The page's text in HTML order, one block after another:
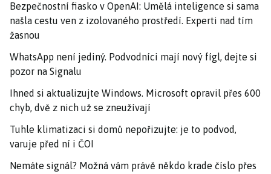
Bezpečnostní fiasko v OpenAI: Umělá inteligence si sama
našla cestu ven z izolovaného prostředí. Experti nad tím
žasnou
WhatsApp není jediný. Podvodníci mají nový fígl, dejte si
pozor na Signalu
Ihned si aktualizujte Windows. Microsoft opravil přes 600
chyb, dvě z nich už se zneužívají
Tuhle klimatizaci si domů nepořizujte: je to podvod,
varuje před ní i ČOI
Nemáte signál? Možná vám právě někdo krade číslo přes